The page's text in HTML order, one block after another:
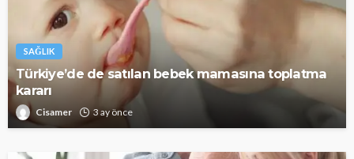
SAĞLIK
Türkiye’de de satılan bebek mamasına toplatma
kararı
Cisamer 3 ay önce